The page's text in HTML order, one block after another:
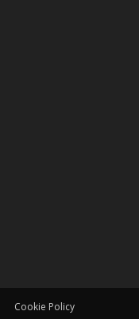
Cookie Policy